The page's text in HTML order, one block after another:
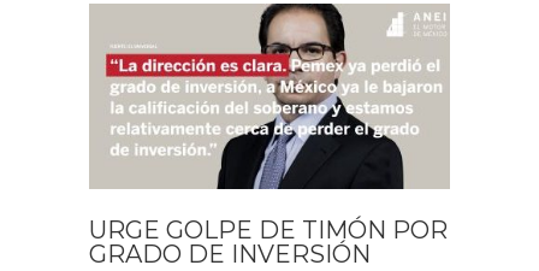
URGE GOLPE DE TIMÓN POR
GRADO DE INVERSIÓN